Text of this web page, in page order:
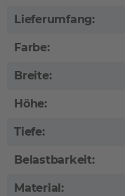
Lieferumfang:
Farbe:
Breite:
Höhe:
Tiefe:
Belastbarkeit:
Material: